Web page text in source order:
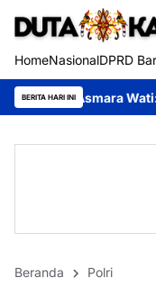
HomeNasionalDPRD
BERITA HARI INI
Bukti Semangat
Beranda Polri